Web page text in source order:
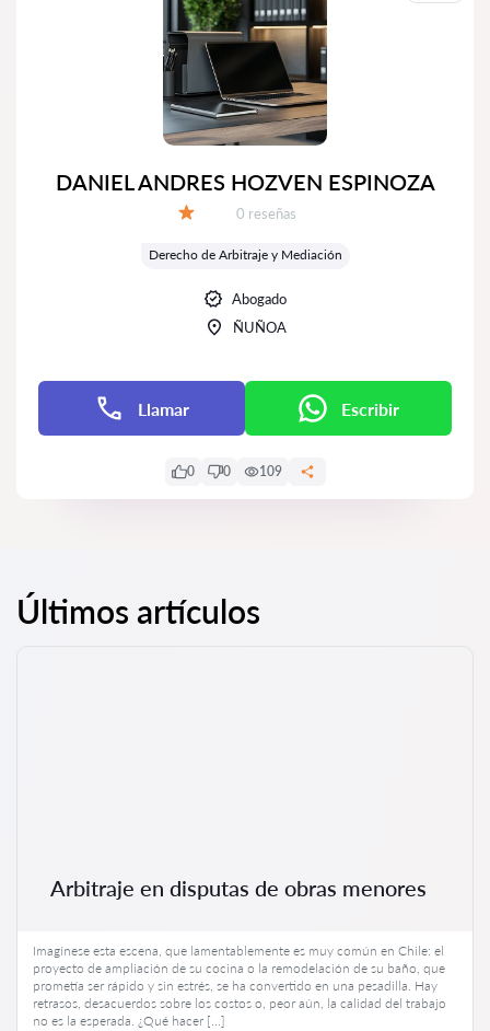
DANIEL ANDRES HOZVEN ESPINOZA
Número de reseñas:
0 reseñas
Derecho de Arbitraje y Mediación
Abogado
ÑUÑOA
Llamar Escribir
0 0 109
Últimos artículos
Arbitraje en disputas de obras menores
Imagínese esta escena, que lamentablemente es muy común en Chile: el
proyecto de ampliación de su cocina o la remodelación de su baño, que
prometía ser rápido y sin estrés, se ha convertido en una pesadilla. Hay
retrasos, desacuerdos sobre los costos o, peor aún, la calidad del trabajo
no es la esperada. ¿Qué hacer […]